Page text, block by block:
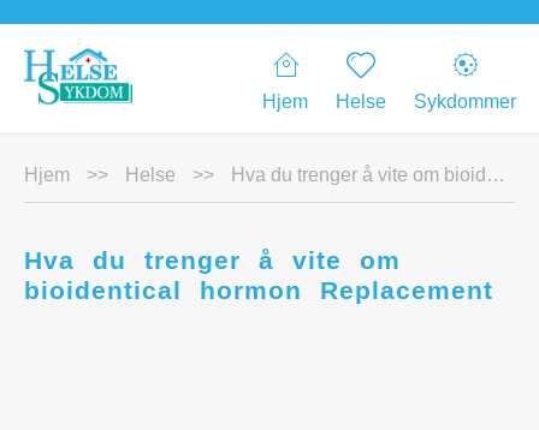
Hjem Helse Sykdommer
Hjem >> Helse >> Hva du trenger å vite om bioidentical hormon Replacement
Hva du trenger å vite om
bioidentical hormon Replacement